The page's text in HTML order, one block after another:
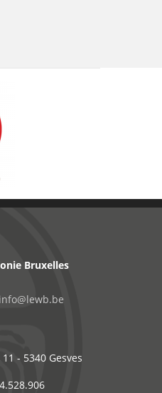
Bruxelles
info@lewb.be
- 5340 Gesves